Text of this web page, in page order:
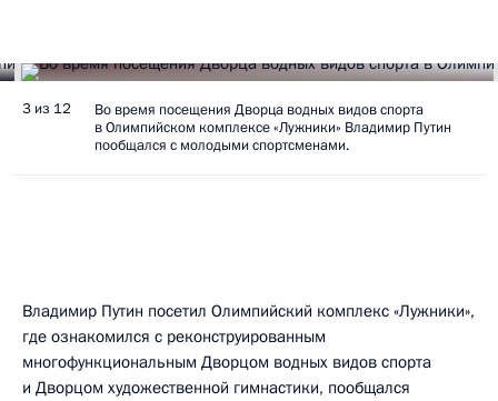
3 из 12
Во время посещения Дворца водных видов спорта
в Олимпийском комплексе «Лужники» Владимир Путин
пообщался с молодыми спортсменами.
Владимир Путин посетил Олимпийский комплекс «Лужники»,
где ознакомился с реконструированным
многофункциональным Дворцом водных видов спорта
и Дворцом художественной гимнастики, пообщался